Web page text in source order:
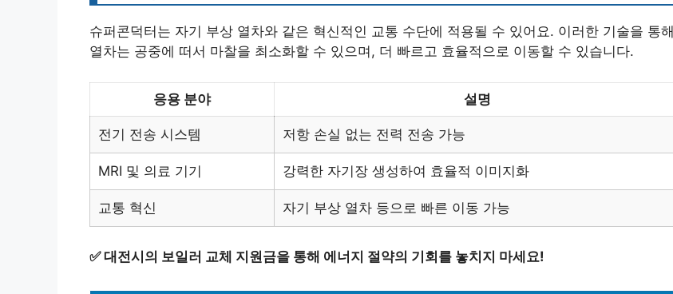
슈퍼콘덕터는 자기 부상 열차와 같은 혁신적인 교통 수단에 적용될 수 있어요. 이러한 기술을 통해
열차는 공중에 떠서 마찰을 최소화할 수 있으며, 더 빠르고 효율적으로 이동할 수 있습니다.
응용 분야 설명
전기 전송 시스템 저항 손실 없는 전력 전송 가능
MRI 및 의료 기기 강력한 자기장 생성하여 효율적 이미지화
교통 혁신 자기 부상 열차 등으로 빠른 이동 가능
✅대전시의 보일러 교체 지원금을 통해 에너지 절약의 기회를 놓치지 마세요!